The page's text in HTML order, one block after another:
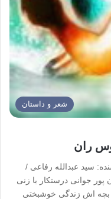
شعر و داستان
ران
سید عبدالله رفاعی /
جوانی درستکار با زنی
بچه اش زندگی خوشبختی